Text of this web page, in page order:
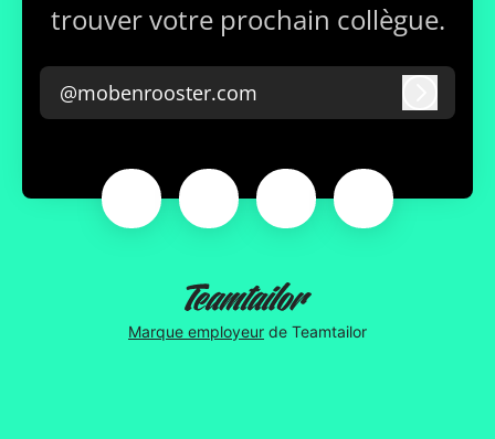
trouver votre prochain collègue.
@mobenrooster.com
Marque employeur de Teamtailor